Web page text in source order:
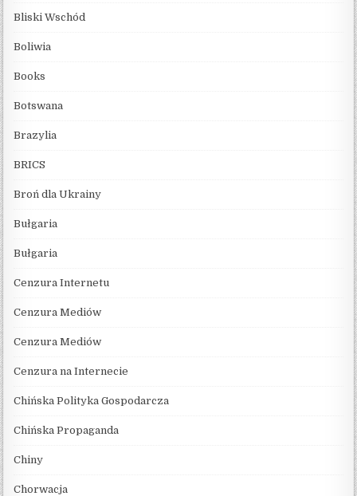
Bliski Wschód
Boliwia
Books
Botswana
Brazylia
BRICS
Broń dla Ukrainy
Bułgaria
Bułgaria
Cenzura Internetu
Cenzura Mediów
Cenzura Mediów
Cenzura na Internecie
Chińska Polityka Gospodarcza
Chińska Propaganda
Chiny
Chorwacja